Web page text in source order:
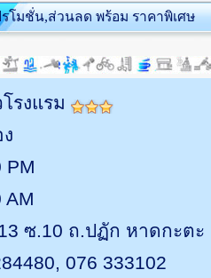
โมชั่น,ส่วนลด พร้อม ราคาพิเศษ
รงแรม
PM
AM
ซ.10 ถ.ปฏัก หาดกะตะ
076 333102